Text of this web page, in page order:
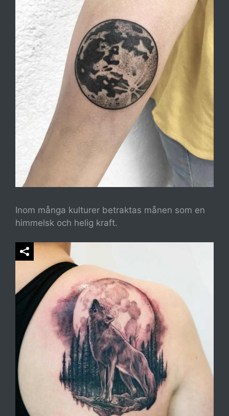
Inom många kulturer betraktas månen som en
himmelsk och helig kraft.